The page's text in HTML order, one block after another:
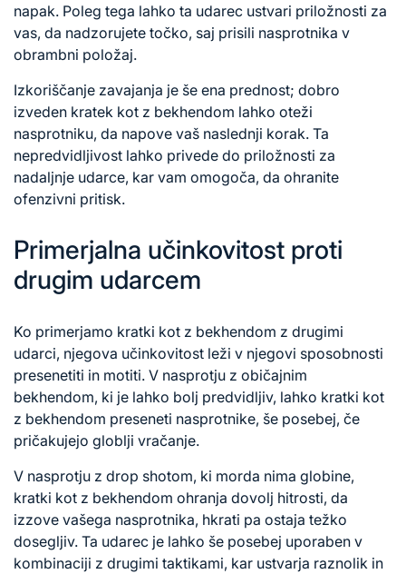
napak. Poleg tega lahko ta udarec ustvari priložnosti za
vas, da nadzorujete točko, saj prisili nasprotnika v
obrambni položaj.
Izkoriščanje zavajanja je še ena prednost; dobro
izveden kratek kot z bekhendom lahko oteži
nasprotniku, da napove vaš naslednji korak. Ta
nepredvidljivost lahko privede do priložnosti za
nadaljnje udarce, kar vam omogoča, da ohranite
ofenzivni pritisk.
Primerjalna učinkovitost proti
drugim udarcem
Ko primerjamo kratki kot z bekhendom z drugimi
udarci, njegova učinkovitost leži v njegovi sposobnosti
presenetiti in motiti. V nasprotju z običajnim
bekhendom, ki je lahko bolj predvidljiv, lahko kratki kot
z bekhendom preseneti nasprotnike, še posebej, če
pričakujejo globlji vračanje.
V nasprotju z drop shotom, ki morda nima globine,
kratki kot z bekhendom ohranja dovolj hitrosti, da
izzove vašega nasprotnika, hkrati pa ostaja težko
dosegljiv. Ta udarec je lahko še posebej uporaben v
kombinaciji z drugimi taktikami, kar ustvarja raznolik in